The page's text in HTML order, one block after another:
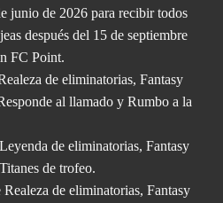
junio de 2026 para recibir todos
después del 15 de septiembre
FC Point.
de eliminatorias, Fantasy
al llamado y Rumbo a la
de eliminatorias, Fantasy
de trofeo.
de eliminatorias, Fantasy